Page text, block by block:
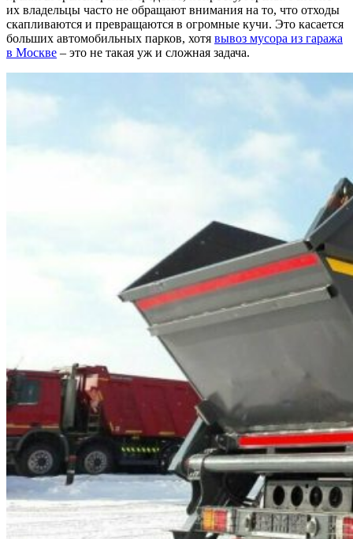
их владельцы часто не обращают внимания на то, что отходы
скапливаются и превращаются в огромные кучи. Это касается
больших автомобильных парков, хотя вывоз мусора из гаража
в Москве – это не такая уж и сложная задача.